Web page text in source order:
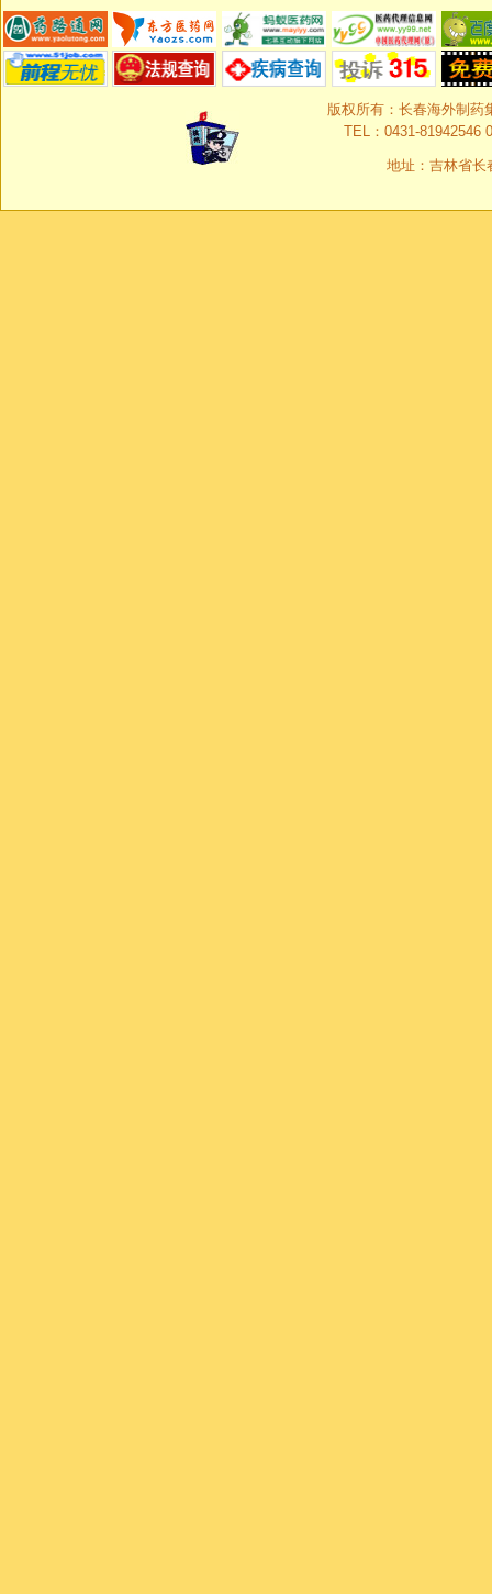
版权所有：长春海外制药
TEL：0431-81942546
地址：吉林省长